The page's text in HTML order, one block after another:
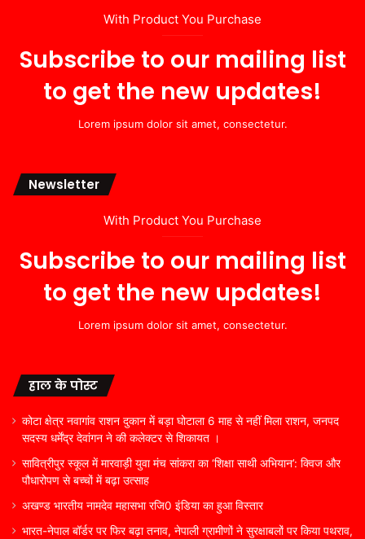
With Product You Purchase
Subscribe to our mailing list
to get the new updates!
Lorem ipsum dolor sit amet, consectetur.
Newsletter
With Product You Purchase
Subscribe to our mailing list
to get the new updates!
Lorem ipsum dolor sit amet, consectetur.
हाल के पोस्ट
कोटा क्षेत्र नवागांव राशन दुकान में बड़ा घोटाला 6 माह से नहीं मिला राशन, जनपद
सदस्य धर्मेंद्र देवांगन ने की कलेक्टर से शिकायत ।
सावित्रीपुर स्कूल में मारवाड़ी युवा मंच सांकरा का ‘शिक्षा साथी अभियान’: क्विज और
पौधारोपण से बच्चों में बढ़ा उत्साह
अखण्ड भारतीय नामदेव महासभा रजि0 इंडिया का हुआ विस्तार
भारत-नेपाल बॉर्डर पर फिर बढ़ा तनाव, नेपाली ग्रामीणों ने सुरक्षाबलों पर किया पथराव,